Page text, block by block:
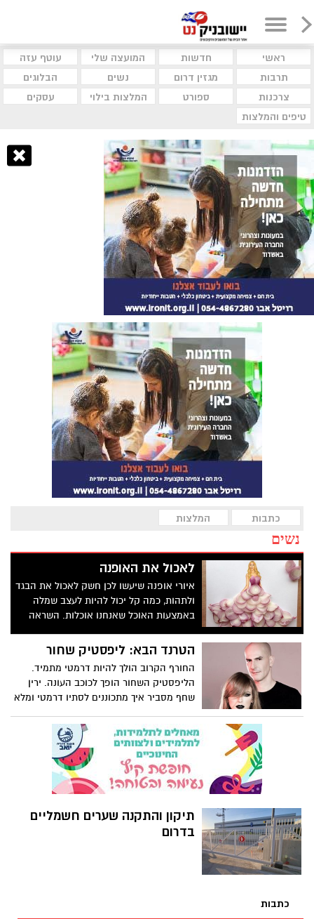
ראשי חדשות המועצה שלי
עוטף עזה
תרבות
מגזין דרום נשים
הבלוגים
צרכנות
ספורט המלצות בילוי
עסקים
טיפים והמלצות
כתבות המלצות
נשים
לאכול את האופנה
איורי אופנה שיעשו לכן חשק לאכול את הבגד
ולתהות, כמה קל יכול להיות לעצב שמלה
באמצעות האוכל שאנחנו אוכלות. השראה
הטרנד הבא: ליפסטיק שחור
החורף הקרוב הולך להיות דרמטי מתמיד.
הליפסטיק השחור הופך לכוכב העונה. ירין
שחף מסביר איך מתכוננים לסתיו דרמטי ומלא
אותו מבלי להפוך לנערת פאנק מכיכר העיר?
תיקון והתקנה שערים חשמליים
בדרום
כתבות